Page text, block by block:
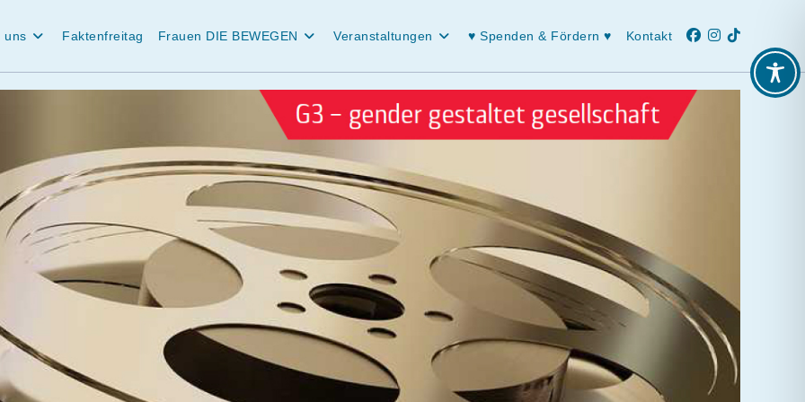
uns Faktenfreitag Frauen DIE BEWEGEN Veranstaltungen ♥ Spenden & Fördern ♥ Kontakt